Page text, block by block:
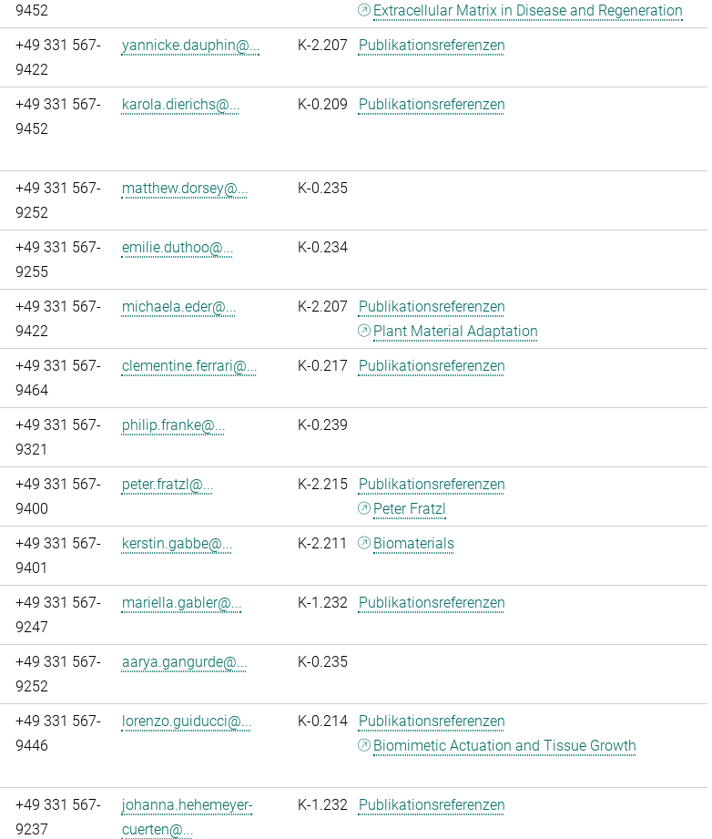
9452
Extracellular Matrix in Disease and Regeneration
+49 331 567-
9422
yannicke.dauphin@... K-2.207 Publikationsreferenzen
+49 331 567-
9452
karola.dierichs@... K-0.209 Publikationsreferenzen
+49 331 567-
9252
matthew.dorsey@... K-0.235
+49 331 567-
9255
emilie.duthoo@... K-0.234
+49 331 567-
9422
michaela.eder@... K-2.207
Publikationsreferenzen
Plant Material Adaptation
+49 331 567-
9464
clementine.ferrari@... K-0.217 Publikationsreferenzen
+49 331 567-
9321
philip.franke@... K-0.239
+49 331 567-
9400
peter.fratzl@... K-2.215
Publikationsreferenzen
Peter Fratzl
+49 331 567-
9401
kerstin.gabbe@... K-2.211 Biomaterials
+49 331 567-
9247
mariella.gabler@... K-1.232 Publikationsreferenzen
+49 331 567-
9252
aarya.gangurde@... K-0.235
+49 331 567-
9446
lorenzo.guiducci@... K-0.214
Publikationsreferenzen
Biomimetic Actuation and Tissue Growth
+49 331 567-
9237
johanna.hehemeyer-
cuerten@...
K-1.232 Publikationsreferenzen